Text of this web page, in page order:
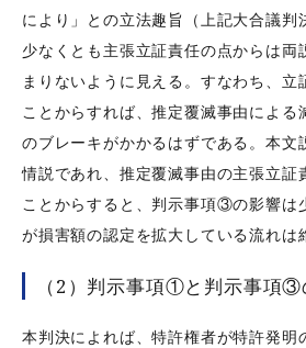
により」との立法趣旨（上記大合議判
少なくとも主張立証責任の点からは両
まりないように見える。すなわち、立
ことからすれば、推定覆滅事由による
のブレーキがかかるはずである。本文
情説であれ、推定覆滅事由の主張立証
ことからすると、判示事項③の影響は
が損害額の認定を拡大している流れは
（2）判示事項①と判示事項③
本判決によれば、特許権者が特許発明